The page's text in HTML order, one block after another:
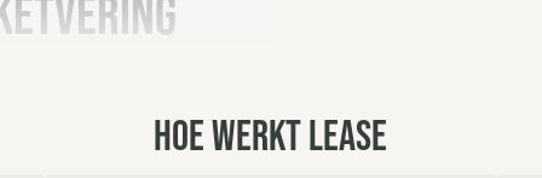
Deluxe 1000 hebben eenHOE WERKT LEASE